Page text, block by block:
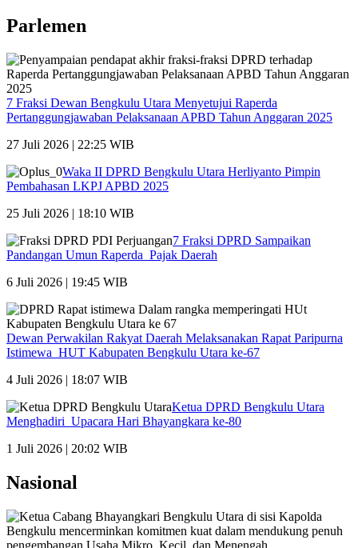
Parlemen
7 Fraksi Dewan Bengkulu Utara Menyetujui Raperda
Pertanggungjawaban Pelaksanaan APBD Tahun Anggaran 2025
27 Juli 2026 | 22:25 WIB
Waka II DPRD Bengkulu Utara Herliyanto Pimpin
Pembahasan LKPJ APBD 2025
25 Juli 2026 | 18:10 WIB
7 Fraksi DPRD Sampaikan
Pandangan Umun Raperda Pajak Daerah
6 Juli 2026 | 19:45 WIB
Dewan Perwakilan Rakyat Daerah Melaksanakan Rapat Paripurna
Istimewa HUT Kabupaten Bengkulu Utara ke-67
4 Juli 2026 | 18:07 WIB
Ketua DPRD Bengkulu Utara
Menghadiri Upacara Hari Bhayangkara ke-80
1 Juli 2026 | 20:02 WIB
Nasional